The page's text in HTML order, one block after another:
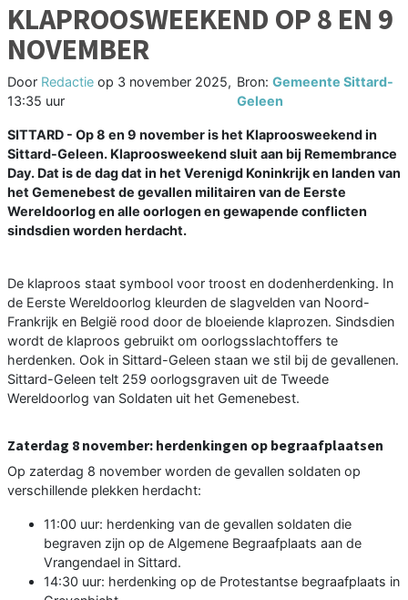
KLAPROOSWEEKEND OP 8 EN 9
NOVEMBER
Door Redactie op 3 november 2025,
13:35 uur
Bron:Gemeente Sittard-
Geleen
SITTARD - Op 8 en 9 november is het Klaproosweekend in
Sittard-Geleen. Klaproosweekend sluit aan bij Remembrance
Day. Dat is de dag dat in het Verenigd Koninkrijk en landen van
het Gemenebest de gevallen militairen van de Eerste
Wereldoorlog en alle oorlogen en gewapende conflicten
sindsdien worden herdacht.
De klaproos staat symbool voor troost en dodenherdenking. In
de Eerste Wereldoorlog kleurden de slagvelden van Noord-
Frankrijk en België rood door de bloeiende klaprozen. Sindsdien
wordt de klaproos gebruikt om oorlogsslachtoffers te
herdenken. Ook in Sittard-Geleen staan we stil bij de gevallenen.
Sittard-Geleen telt 259 oorlogsgraven uit de Tweede
Wereldoorlog van Soldaten uit het Gemenebest.
Zaterdag 8 november: herdenkingen op begraafplaatsen
Op zaterdag 8 november worden de gevallen soldaten op
verschillende plekken herdacht:
11:00 uur: herdenking van de gevallen soldaten die
begraven zijn op de Algemene Begraafplaats aan de
Vrangendael in Sittard.
14:30 uur: herdenking op de Protestantse begraafplaats in